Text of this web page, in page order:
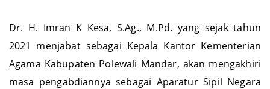
Dr. H. Imran K Kesa, S.Ag., M.Pd. yang sejak tahun
2021 menjabat sebagai Kepala Kantor Kementerian
Agama Kabupaten Polewali Mandar, akan mengakhiri
masa pengabdiannya sebagai Aparatur Sipil Negara